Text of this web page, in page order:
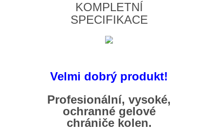
KOMPLETNÍ
SPECIFIKACE
Velmi dobrý produkt!
Profesionální, vysoké,
ochranné gelové
chrániče kolen.